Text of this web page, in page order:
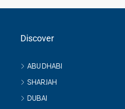
Discover
ABU DHABI
SHARJAH
DUBAI